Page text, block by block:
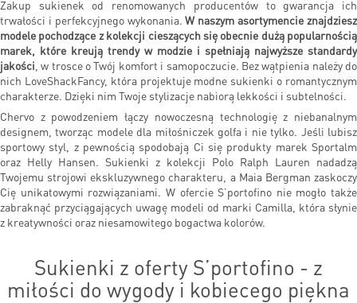
Zakup sukienek od renomowanych producentów to gwarancja ich
trwałości i perfekcyjnego wykonania.W naszym asortymencie znajdziesz
modele pochodzące z kolekcji cieszących się obecnie dużą popularnością
marek, które kreują trendy w modzie i spełniają najwyższe standardy
jakości , w trosce o Twój komfort i samopoczucie. Bez wątpienia należy do
nich LoveShackFancy, która projektuje modne sukienki o romantycznym
charakterze. Dzięki nim Twoje stylizacje nabiorą lekkości i subtelności.
Chervo z powodzeniem łączy nowoczesną technologię z niebanalnym
designem, tworząc modele dla miłośniczek golfa i nie tylko. Jeśli lubisz
sportowy styl, z pewnością spodobają Ci się produkty marek Sportalm
oraz Helly Hansen. Sukienki z kolekcji Polo Ralph Lauren nadadzą
Twojemu strojowi ekskluzywnego charakteru, a Maia Bergman zaskoczy
Cię unikatowymi rozwiązaniami. W ofercie S’portofino nie mogło także
zabraknąć przyciągających uwagę modeli od marki Camilla, która słynie
z kreatywności oraz niesamowitego bogactwa kolorów.
Sukienki z oferty S’portofino - z
miłości do wygody i kobiecego piękna